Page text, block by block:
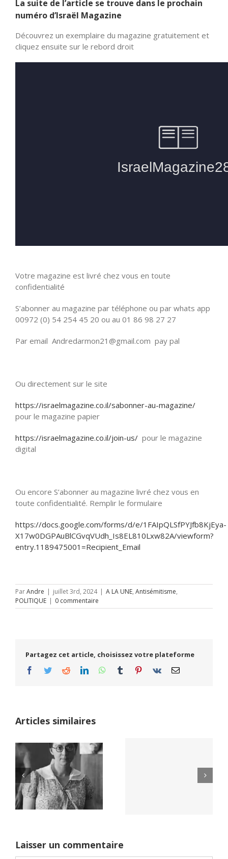
La suite de l’article se trouve dans le prochain
numéro d’Israël Magazine
Découvrez un exemplaire du magazine gratuitement et
cliquez ensuite sur le rebord droit
Votre magazine est livré chez vous en toute
confidentialité
S’abonner au magazine par téléphone ou par whats app
00972 (0) 54 254 45 20 ou au 01 86 98 27 27
Par email Andredarmon21@gmail.com pay pal
Ou directement sur le site
https://israelmagazine.co.il/sabonner-au-magazine/
pour le magazine papier
https://israelmagazine.co.il/join-us/ pour le magazine
digital
Ou encore S’abonner au magazine livré chez vous en
toute confidentialité. Remplir le formulaire
https://docs.google.com/forms/d/e/1FAIpQLSfPYJfb8KjEya-
X17w0DGPAuBlCGvqVUdh_Is8EL810Lxw82A/viewform?
entry.1189475001=Recipient_Email
ParAndre | juillet 3rd, 2024 | A LA UNE, Antisémitisme,
POLITIQUE | 0 commentaire
Partagez cet article, choisissez votre plateforme
Facebook
TwitterRedditLinkedInWhatsApp
Tumblr Pinterest
Vk Email
Articles similaires
Netflix Field of
Dreams (1989)
Yaïr Golan : une
Laisser un commentaire